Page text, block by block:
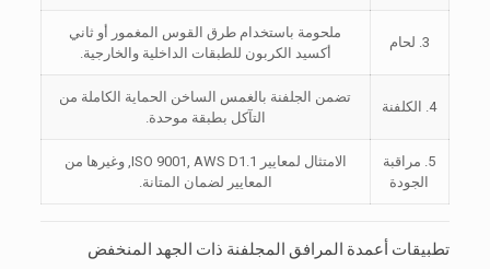
3. لحام
ملحومة باستخدام طرق القوس المغمور أو ثاني
أكسيد الكربون للطبقات الداخلية والخارجية.
4. الكلفنة
تضمن الجلفنة بالغمس الساخن الحماية الكاملة من
التآكل بطبقة موحدة.
5. مراقبة
الجودة
الامتثال لمعايير ISO 9001, AWS D1.1, وغيرها من
المعايير لضمان المتانة.
تطبيقات أعمدة المرافق المجلفنة ذات الجهد المنخفض